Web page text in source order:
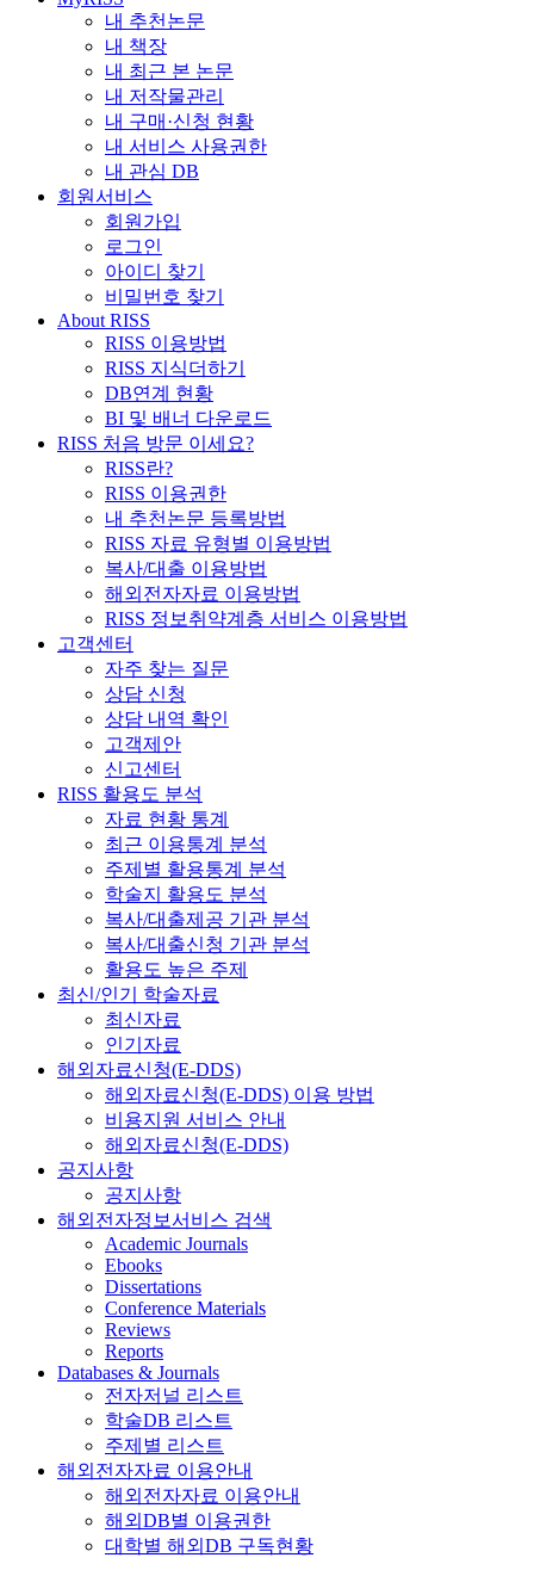
내 추천논문
내 책장
내 최근 본 논문
내 저작물관리
내 구매·신청 현황
내 서비스 사용권한
내 관심 DB
회원서비스
회원가입
로그인
아이디 찾기
비밀번호 찾기
About RISS
RISS 이용방법
RISS 지식더하기
DB연계 현황
BI 및 배너 다운로드
RISS 처음 방문 이세요?
RISS란?
RISS 이용권한
내 추천논문 등록방법
RISS 자료 유형별 이용방법
복사/대출 이용방법
해외전자자료 이용방법
RISS 정보취약계층 서비스 이용방법
고객센터
자주 찾는 질문
상담 신청
상담 내역 확인
고객제안
신고센터
RISS 활용도 분석
자료 현황 통계
최근 이용통계 분석
주제별 활용통계 분석
학술지 활용도 분석
복사/대출제공 기관 분석
복사/대출신청 기관 분석
활용도 높은 주제
최신/인기 학술자료
최신자료
인기자료
해외자료신청(E-DDS)
해외자료신청(E-DDS) 이용 방법
비용지원 서비스 안내
해외자료신청(E-DDS)
공지사항
공지사항
해외전자정보서비스 검색
Academic Journals
Ebooks
Dissertations
Conference Materials
Reviews
Reports
Databases & Journals
전자저널 리스트
학술DB 리스트
주제별 리스트
해외전자자료 이용안내
해외전자자료 이용안내
해외DB별 이용권한
대학별 해외DB 구독현황